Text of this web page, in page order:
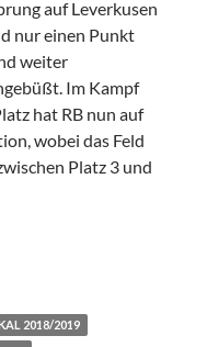
auf Leverkusen
nur einen Punkt
weiter
Im Kampf
hat RB nun auf
wobei das Feld
Platz 3 und
2018/2019